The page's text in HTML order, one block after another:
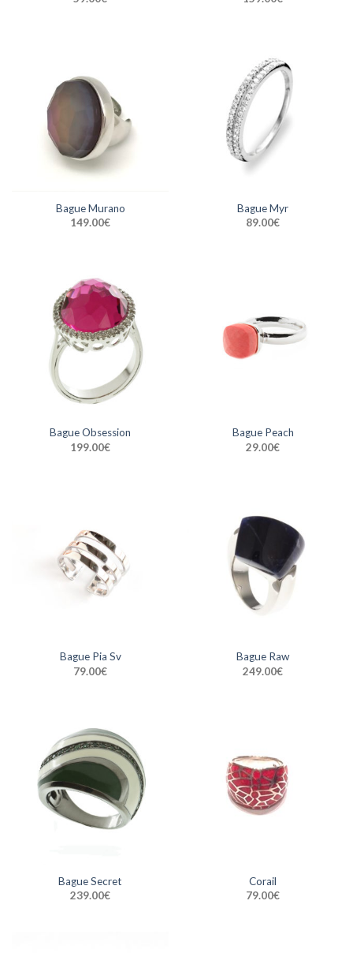
Bague Murano
149.00€
Bague Myr
89.00€
Bague Obsession
199.00€
Bague Peach
29.00€
Bague Pia Sv
79.00€
Bague Raw
249.00€
Bague Secret
239.00€
Corail
79.00€